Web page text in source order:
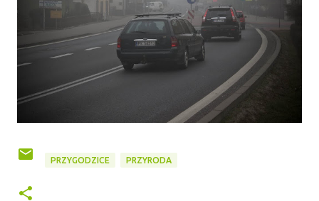
PRZYGODZICE PRZYRODA